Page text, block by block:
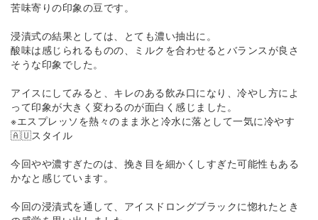
苦味寄りの印象の豆です。
浸漬式の結果としては、とても濃い抽出に。
酸味は感じられるものの、ミルクを合わせるとバランスが良さ
そうな印象でした。
アイスにしてみると、キレのある飲み口になり、冷やし方によ
って印象が大きく変わるのが面白く感じました。
※エスプレッソを熱々のまま氷と冷水に落として一気に冷やす
🇦🇺スタイル
今回やや濃すぎたのは、挽き目を細かくしすぎた可能性もある
かなと感じています。
今回の浸漬式を通して、アイスドロングブラックに惚れたとき